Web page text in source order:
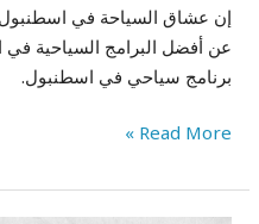
إن عشاق السياحة في
عن أفضل البرامج السياحية
برنامج سياحي في اسطنبول.
Read More »